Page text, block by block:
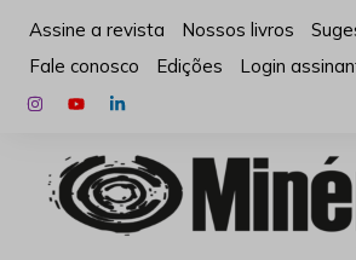
para
conteúdo
Assine a revista Nossos livros
Fale conosco
Edições Login